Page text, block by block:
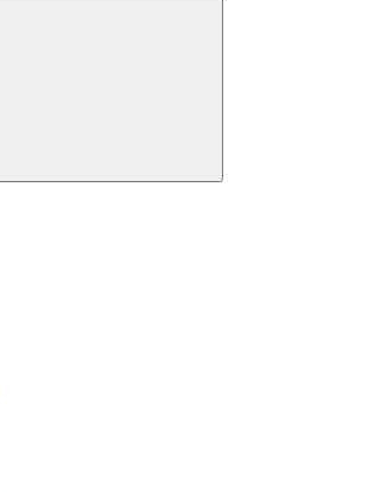
Buscar